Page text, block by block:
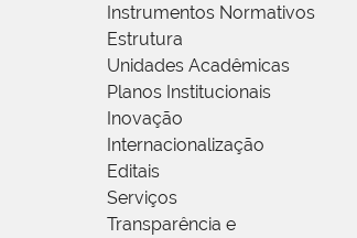
Instrumentos Normativos
Estrutura
Unidades Acadêmicas
Planos Institucionais
Inovação
Internacionalização
Editais
Serviços
Transparência e